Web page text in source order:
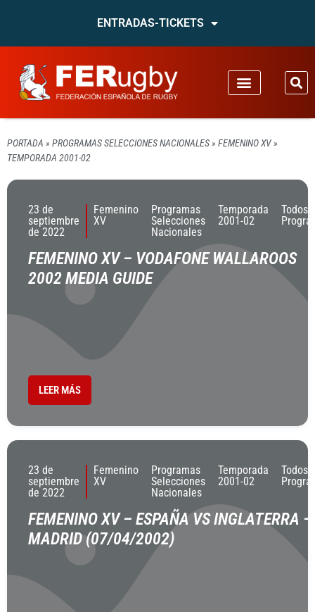
ENTRADAS-TICKETS
PORTADA » PROGRAMAS SELECCIONES NACIONALES» FEMENINO XV»
TEMPORADA 2001-02
23 de
septiembre
de 2022
Femenino
XV
Programas
Selecciones
Nacionales
Temporada
2001-02
Todos
FEMENINO XV – VODAFONE WALLAROOS
2002 MEDIA GUIDE
LEER MÁS
23 de
septiembre
de 2022
Femenino
XV
Programas
Selecciones
Nacionales
Temporada
2001-02
Todos
FEMENINO XV – ESPAÑA VS INGLATERRA –
MADRID (07/04/2002)